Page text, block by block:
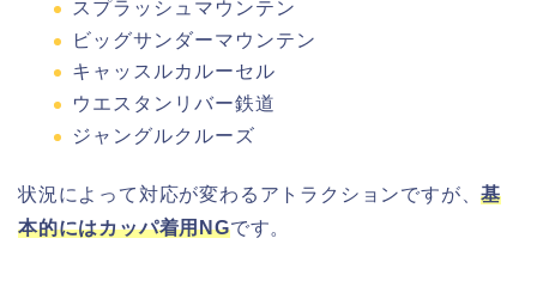
スプラッシュマウンテン
ビッグサンダーマウンテン
キャッスルカルーセル
ウエスタンリバー鉄道
ジャングルクルーズ
状況によって対応が変わるアトラクションですが、基
本的にはカッパ着用NGです。